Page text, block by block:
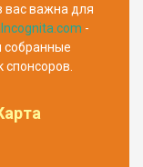
вас важна для
-
собранные
спонсоров.